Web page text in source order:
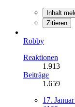
Inhalt
Zitieren
Robby
Reaktionen
1.913
Beiträge
1.659
17.